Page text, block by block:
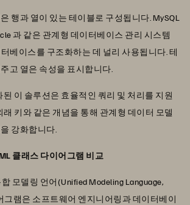
행과 열이 있는 테이블로 구성됩니다. MySQL
과 같은 관계형 데이터베이스 관리 시스템
베이스를 구조화하는 데 널리 사용됩니다. 테
고 열은 속성을 표시합니다.
된 이 솔루션은 효율적인 쿼리 및 처리를 지원
래 키와 같은 개념을 통해 관계형 데이터 모델
강화합니다.
클래스 다이어그램 비교
모델링 언어(Unified Modeling Language,
그램은 소프트웨어 엔지니어링과 데이터베이